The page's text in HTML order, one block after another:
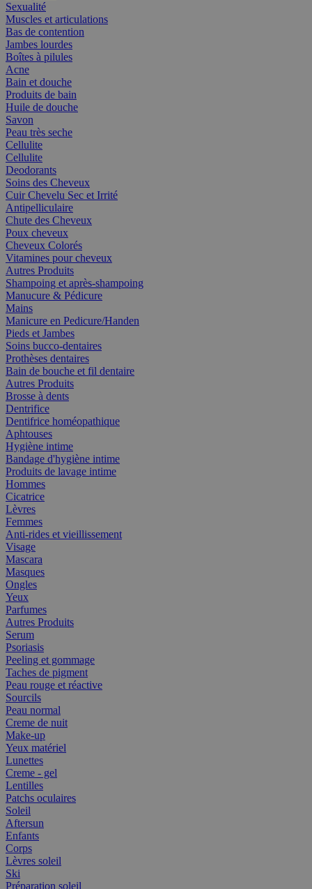
Sexualité
Muscles et articulations
Bas de contention
Jambes lourdes
Boîtes à pilules
Acne
Bain et douche
Produits de bain
Huile de douche
Savon
Peau très seche
Cellulite
Cellulite
Deodorants
Soins des Cheveux
Cuir Chevelu Sec et Irrité
Antipelliculaire
Chute des Cheveux
Poux cheveux
Cheveux Colorés
Vitamines pour cheveux
Autres Produits
Shampoing et après-shampoing
Manucure & Pédicure
Mains
Manicure en Pedicure/Handen
Pieds et Jambes
Soins bucco-dentaires
Prothèses dentaires
Bain de bouche et fil dentaire
Autres Produits
Brosse à dents
Dentrifice
Dentifrice homéopathique
Aphtouses
Hygiène intime
Bandage d'hygiène intime
Produits de lavage intime
Hommes
Cicatrice
Lèvres
Femmes
Anti-rides et vieillissement
Visage
Mascara
Masques
Ongles
Yeux
Parfumes
Autres Produits
Serum
Psoriasis
Peeling et gommage
Taches de pigment
Peau rouge et réactive
Sourcils
Peau normal
Creme de nuit
Make-up
Yeux matériel
Lunettes
Creme - gel
Lentilles
Patchs oculaires
Soleil
Aftersun
Enfants
Corps
Lèvres soleil
Ski
Préparation soleil